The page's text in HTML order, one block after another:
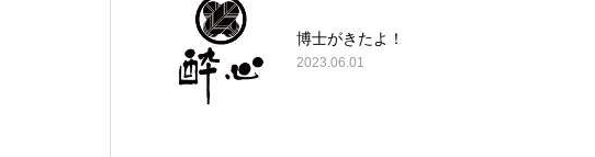
博士がきたよ！
2023.06.01